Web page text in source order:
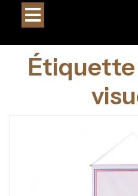
Ouvrir
Étiquette